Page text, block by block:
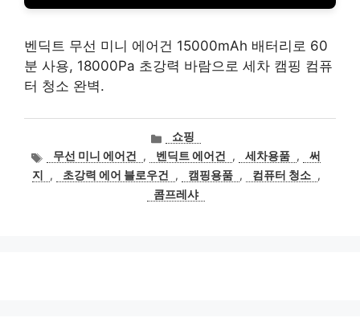
벤딕트 무선 미니 에어건 15000mAh 배터리로 60
분 사용, 18000Pa 초강력 바람으로 세차 캠핑 컴퓨
터 청소 완벽.
카
테
고
리
쇼핑
태무선 미니 에어건 , 벤딕트 에어건 , 세차용품 ,
써
지
, 초강력 에어 블로우건 , 캠핑용품 , 컴퓨터 청소 ,
콤프레샤